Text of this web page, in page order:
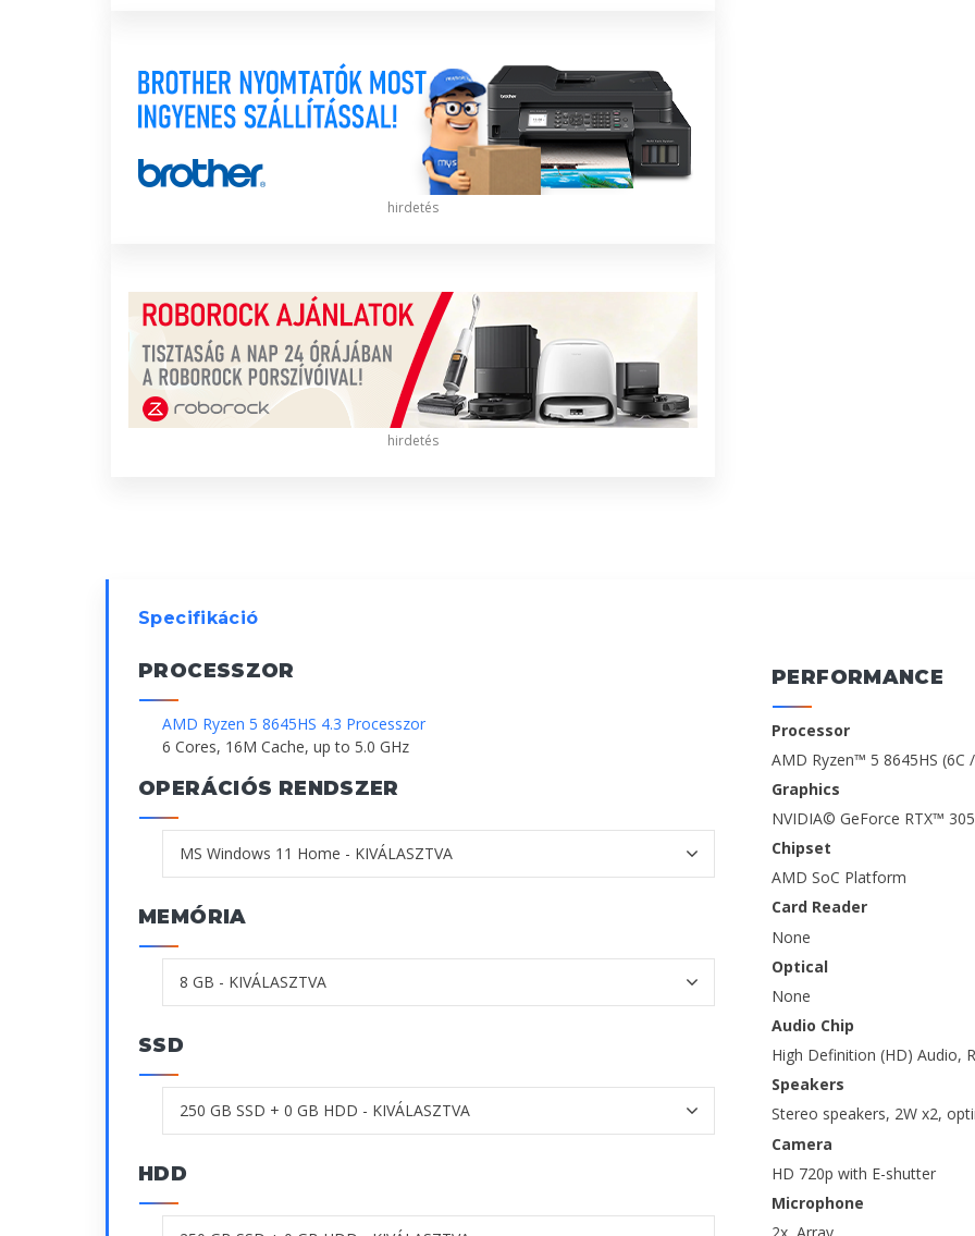
hirdetés
hirdetés
Specifikáció
PROCESSZOR
AMD Ryzen 5 8645HS 4.3 Processzor
6 Cores, 16M Cache, up to 5.0 GHz
OPERÁCIÓS RENDSZER
MEMÓRIA
SSD
HDD
PERFORMANCE
Processor
AMD Ryzen™ 5 8645HS
Graphics
NVIDIA© GeForce RTX™
Chipset
AMD SoC Platform
Card Reader
None
Optical
None
Audio Chip
High Definition (HD) Audio,
Speakers
Stereo speakers, 2W x2,
Camera
HD 720p with E-shutter
Microphone